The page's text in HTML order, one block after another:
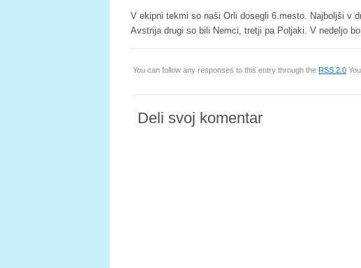
V ekipni tekmi so naši Orli dosegli 6.mesto. Najboljši v
Avstrija drugi so bili Nemci, tretji pa Poljaki. V nedeljo
You can follow any responses to this entry through the RSS 2.0
Deli svoj komentar